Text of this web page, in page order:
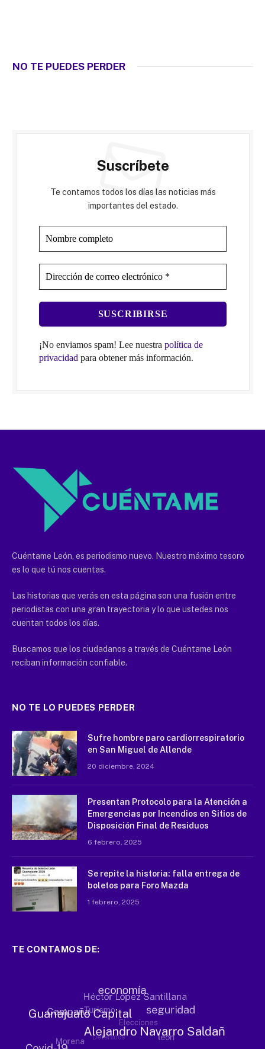
NO TE PUEDES PERDER
Suscríbete
Te contamos todos los días las noticias más
importantes del estado.
¡No enviamos spam! Lee nuestra política de
privacidad para obtener más información.
Cuéntame León, es periodismo nuevo. Nuestro máximo tesoro
es lo que tú nos cuentas.
Las historias que verás en esta página son una fusión entre
periodistas con una gran trayectoria y lo que ustedes nos
cuentan todos los días.
Buscamos que los ciudadanos a través de Cuéntame León
reciban información confiable.
NO TE LO PUEDES PERDER
Sufre hombre paro cardiorrespiratorio
en San Miguel de Allende
20 diciembre, 2024
Presentan Protocolo para la Atención a
Emergencias por Incendios en Sitios de
Disposición Final de Residuos
6 febrero, 2025
Se repite la historia: falla entrega de
boletos para Foro Mazda
1 febrero, 2025
TE CONTAMOS DE: